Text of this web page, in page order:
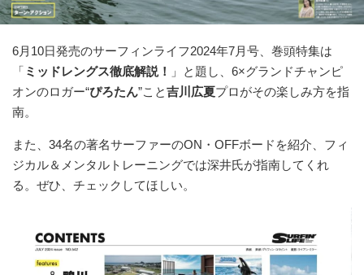
6月10日発売のサーフィンライフ2024年7月号、巻頭特集は
「 ミッドレングス徹底解説！
」と題し、6×グランドチャンピ
オンのロガー“ぴろたん”こと吉川広夏プロがその楽しみ方を指
南。
また、34名の著名サーファーのON・OFFボードを紹介、フィ
ジカル＆メンタルトレーニングでは深井氏が指南してくれ
る。ぜひ、チェックしてほしい。